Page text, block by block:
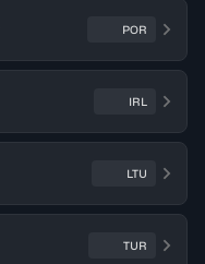
POR
IRL
LTU
TUR